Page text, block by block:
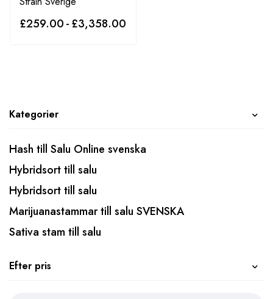
Kategorier
Hash till Salu Online svenska
Hybridsort till salu
Hybridsort till salu
Marijuanastammar till salu SVENSKA
Sativa stam till salu
Efter pris
£259.00-£3,358.00